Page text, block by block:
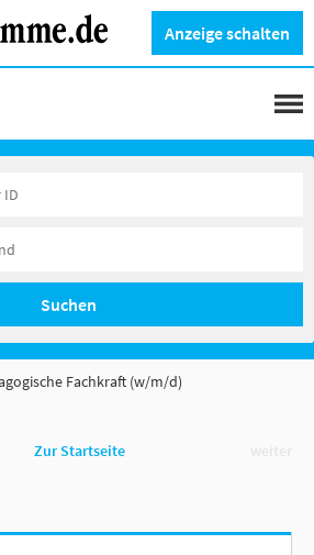
Anzeige schalten
Suchen
Fachkraft (w/m/d)
Zur Startseite